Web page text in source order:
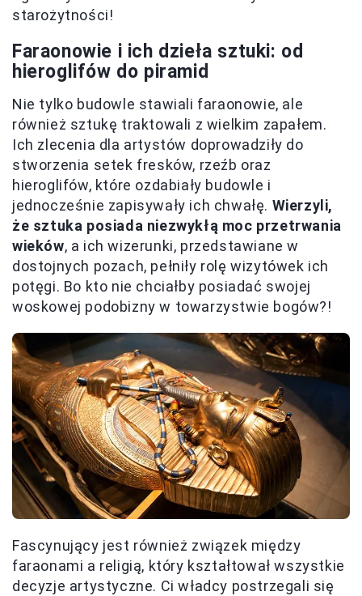
starożytności!
Faraonowie i ich dzieła sztuki: od
hieroglifów do piramid
Nie tylko budowle stawiali faraonowie, ale
również sztukę traktowali z wielkim zapałem.
Ich zlecenia dla artystów doprowadziły do
stworzenia setek fresków, rzeźb oraz
hieroglifów, które ozdabiały budowle i
jednocześnie zapisywały ich chwałę. Wierzyli,
że sztuka posiada niezwykłą moc przetrwania
wieków, a ich wizerunki, przedstawiane w
dostojnych pozach, pełniły rolę wizytówek ich
potęgi. Bo kto nie chciałby posiadać swojej
woskowej podobizny w towarzystwie bogów?!
Fascynujący jest również związek między
faraonami a religią, który kształtował wszystkie
decyzje artystyczne. Ci władcy postrzegali się